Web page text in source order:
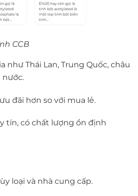
CCB
Thái Lan, Trung Quốc, châu
nước.
đãi hơn so với mua lẻ.
tín, có chất lượng ổn định
loại và nhà cung cấp.